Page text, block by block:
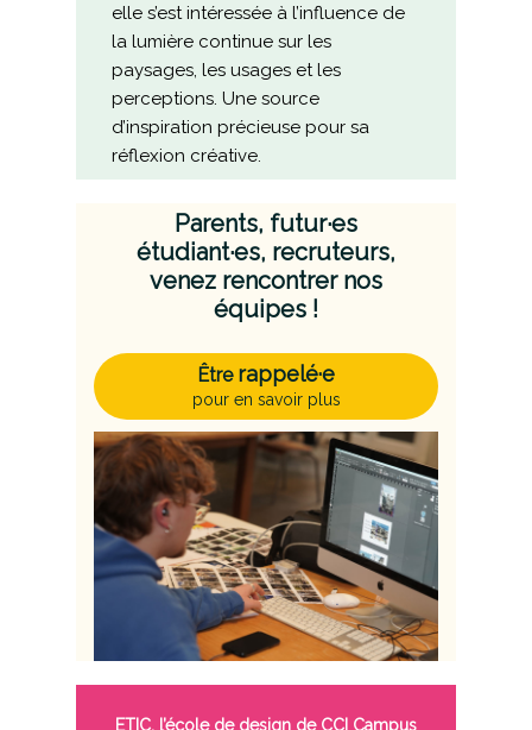
elle s’est intéressée à l’influence de
la lumière continue sur les
paysages, les usages et les
perceptions. Une source
d’inspiration précieuse pour sa
réflexion créative.
Parents, futur·es
étudiant·es, recruteurs,
venez rencontrer nos
équipes !
Être rappelé·e
pour en savoir plus
ETIC, l’école de design de CCI Campus